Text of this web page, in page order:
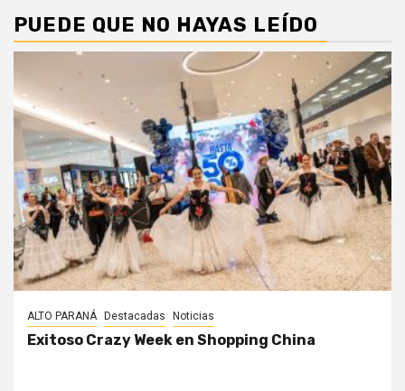
PUEDE QUE NO HAYAS LEÍDO
ALTO PARANÁ Destacadas Noticias
Exitoso Crazy Week en Shopping China